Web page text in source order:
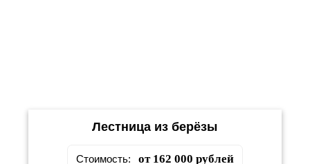
Лестница из берёзы
Стоимость: от 162 000 рублей